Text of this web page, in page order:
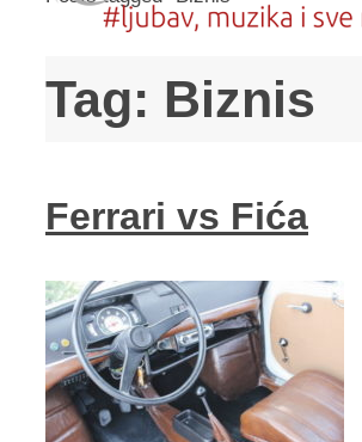
Tag: Biznis
Ferrari vs Fića